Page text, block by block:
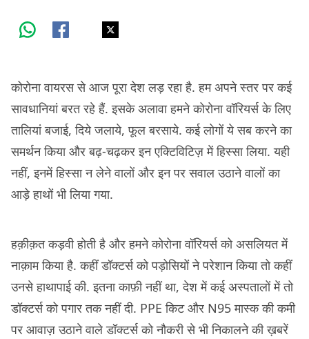
कोरोना वायरस से आज पूरा देश लड़ रहा है. हम अपने स्तर पर कई
सावधानियां बरत रहे हैं. इसके अलावा हमने कोरोना वॉरियर्स के लिए
तालियां बजाई, दिये जलाये, फूल बरसाये. कई लोगों ये सब करने का
समर्थन किया और बढ़-चढ़कर इन एक्टिविटिज़ में हिस्सा लिया. यही
नहीं, इनमें हिस्सा न लेने वालों और इन पर सवाल उठाने वालों का
आड़े हाथों भी लिया गया.
हक़ीक़त कड़वी होती है और हमने कोरोना वॉरियर्स को असलियत में
नाक़ाम किया है. कहीं डॉक्टर्स को पड़ोसियों ने परेशान किया तो कहीं
उनसे हाथापाई की. इतना काफ़ी नहीं था, देश में कई अस्पतालों में तो
डॉक्टर्स को पगार तक नहीं दी. PPE किट और N95 मास्क की कमी
पर आवाज़ उठाने वाले डॉक्टर्स को नौकरी से भी निकालने की ख़बरें